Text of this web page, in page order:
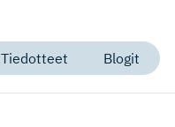
Tiedotteet Blogit